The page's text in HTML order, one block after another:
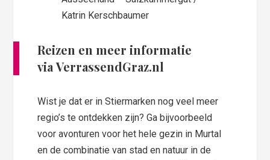
Katrin Kerschbaumer
Reizen en meer informatie
via VerrassendGraz.nl
Wist je dat er in Stiermarken nog veel meer
regio’s te ontdekken zijn? Ga bijvoorbeeld
voor avonturen voor het hele gezin in Murtal
en de combinatie van stad en natuur in de